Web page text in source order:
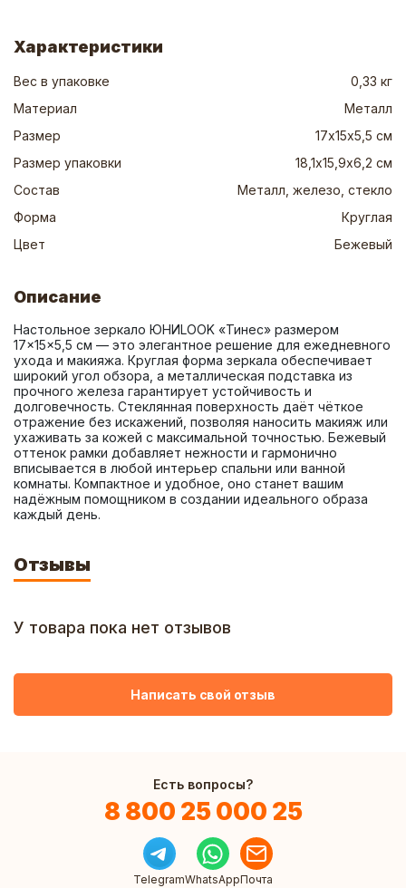
Характеристики
Вес в упаковке
0,33 кг
Материал
Металл
Размер
17х15х5,5 см
Размер упаковки
18,1х15,9х6,2 см
Состав
Металл, железо, стекло
Форма
Круглая
Цвет
Бежевый
Описание
Настольное зеркало ЮНИLOOK «Тинес» размером
17×15×5,5 см — это элегантное решение для ежедневного
ухода и макияжа. Круглая форма зеркала обеспечивает
широкий угол обзора, а металлическая подставка из
прочного железа гарантирует устойчивость и
долговечность. Стеклянная поверхность даёт чёткое
отражение без искажений, позволяя наносить макияж или
ухаживать за кожей с максимальной точностью. Бежевый
оттенок рамки добавляет нежности и гармонично
вписывается в любой интерьер спальни или ванной
комнаты. Компактное и удобное, оно станет вашим
надёжным помощником в создании идеального образа
каждый день.
Отзывы
У товара пока нет отзывов
Написать свой отзыв
Есть вопросы?
8 800 25 000 25
TelegramWhatsAppПочта